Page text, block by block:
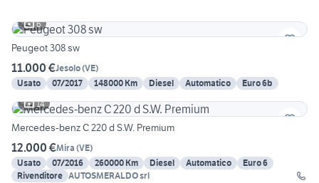
6
Peugeot 308 sw
11.000 €Jesolo(VE)
Usato
07/2017 148000 Km Diesel Automatico
Euro 6b
14
Mercedes-benz C 220 d S.W. Premium
12.000 €Mira (VE)
Usato
07/2016 260000 Km Diesel Automatico
Euro 6
Rivenditore AUTOSMERALDO srl